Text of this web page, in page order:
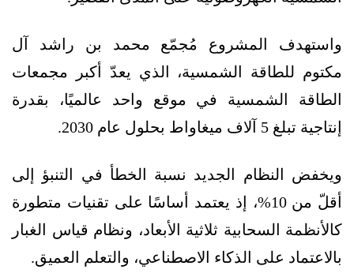
واستهدف المشروع مُجمّع محمد بن راشد آل
مكتوم للطاقة الشمسية، الذي يعدّ أكبر مجمعات
الطاقة الشمسية في موقع واحد عالميًا، بقدرة
إنتاجية تبلغ 5 آلاف ميغاواط بحلول عام 2030.
ويخفض النظام الجديد نسبة الخطأ في التنبؤ إلى
أقلّ من 10%، إذ يعتمد أساسًا على تقنيات متطورة
كالأنظمة السحابية ثلاثية الأبعاد، ونظام قياس الغبار
بالاعتماد على الذكاء الاصطناعي، والتعلم العميق.